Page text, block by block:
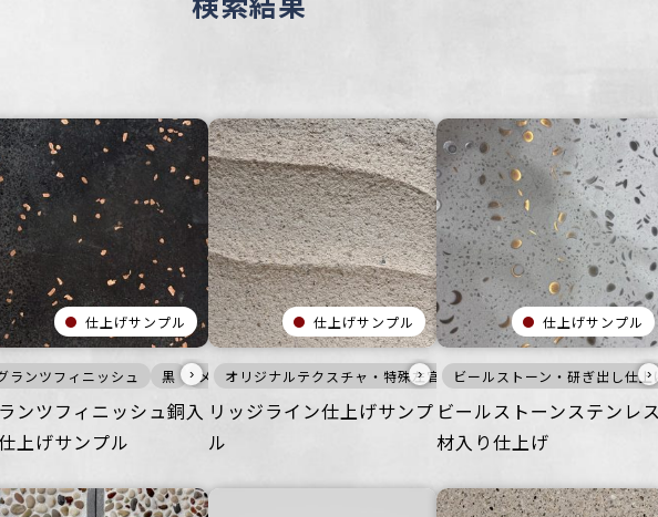
商業空間 宿泊施設 ビル・マンション 公共空間 その他 アップサイクル
ざらざら ごつごつ 住空間 商業空間 宿泊施設 ビル・マンション 公共空間 そ
仕上げサンプル
ランツフィニッシュ 黒 メタル 壁 床 家具・什器 つるつる メタリック その他
›
ンツフィニッシュ銅入
上げサンプル
仕上げサンプル
オリジナルテクスチャ・特殊左官 白 壁 ざらざら オフ
›
リッジライン仕上げサンプ
ル
仕上げサンプル
ビールストーン・研ぎ出し仕上
›
ビールストーンステンレス
材入り仕上げ